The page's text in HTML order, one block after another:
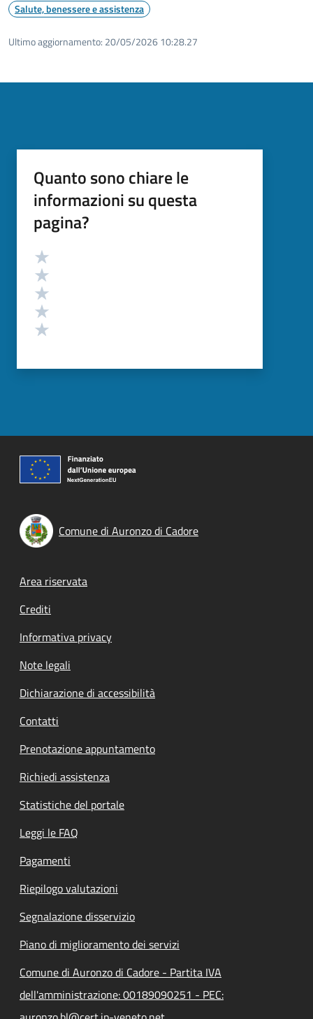
Salute, benessere e assistenza
Ultimo aggiornamento: 20/05/2026 10:28.27
Quanto sono chiare le
informazioni su questa
pagina?
Valutazione
Comune di Auronzo di Cadore
Footer menu
Area riservata
Crediti
Informativa privacy
Note legali
Dichiarazione di accessibilità
Contatti
Prenotazione appuntamento
Richiedi assistenza
Statistiche del portale
Leggi le FAQ
Pagamenti
Riepilogo valutazioni
Segnalazione disservizio
Piano di miglioramento dei servizi
Comune di Auronzo di Cadore - Partita IVA
dell'amministrazione: 00189090251 - PEC: